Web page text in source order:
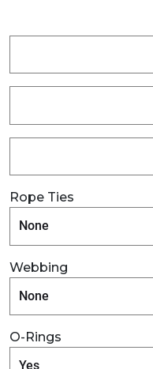
Rope Ties
Webbing
O-Rings